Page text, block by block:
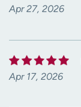
Apr 27, 2026
Apr 17, 2026